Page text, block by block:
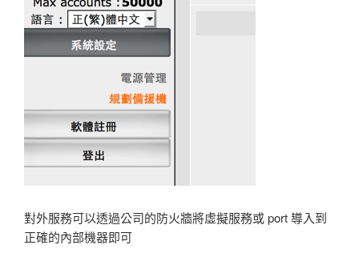
對外服務可以透過公司的防火牆將虛擬服務或 port 導入到
正確的內部機器即可